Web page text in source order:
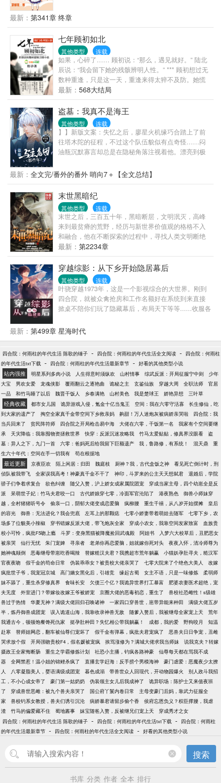
猜，楚诺终于卖出去了两个包子，男人却掏出了一把
铜钱结账接着事情越来越奇怪了，为什么每天都会来
上那么几个离谱的客人电脑上的万界交易系统又是什
么鬼?一家人商量一番后，现在这个情况搞不定了啊，
不如上交给国家爸爸吧从此店里的客人五花八门，上
下五千年都有人来就算了三界的也勉强可以理解，可
是星际世界的怎么也来凑热闹了？“嘿，猴子，没错就
是你，放下那个零食大礼包！”“不行的，我们不接受用
孩子支付，您的孩子多的数不清也不可以。”“妖兽可以
的亲，不要把丧尸带进来杀啊喂！！！”
最新： 第341章 终章
七年顾初如北
其他类型 连载
如果，心碎了…… 顾初说：“那么，遇见就好。” 陆北
辰说：“我会留下她的残骸辨明人性。” *** 顾初想过无
数种重逢，只是这一天，重逢来得太猝不及防。她慌
乱失措，他却持稳平静。 她喃喃：“北深。” 他：“我是
陆北辰。” 陆北辰，身份尊贵又令人敬畏，他是国际炙
手可热的人类学法医，是令罪犯无所遁形的高智商博
士，是蛛丝马迹都逃不过他那双毒眼的权威“尸译者”，
是被高检机构誉为最难邀请的高冷男神级专家教授，
是赫赫有名“北辰基金”的持有人。 他有着跟北深一样
的脸，却，不是她的北深。 *** 有人说陆北辰太理智，
血都是冷的； 有人说陆北辰太危险，因为真理只掌握
骨联合给剥了不留痕迹； 也有人说，陆北辰心里始终
闻的血案，一桩桩离奇难解的案件，险象环生荆榛满
目，她的世界不再平静，他却从容冷静抽丝剥茧寻找
真相，提醒她：“你最好聪明些，我不想有一天亲手为
你验尸。” 他不是北深，北深的手不是冰的，北深的眼
不是凉的，他却用解剖刀抵着她的胸口说：“不及你这
个没心的人。” 两年的笑换五年的痛，侵蚀他的何止是
孤寂？于她，他只是她的陌路相逢，于他，她却是他
不曾挥去的旧梦。 *** 陆北辰时刻会让她陷入错觉，熟
悉的背影，及熟悉的脸庞，然后她便无法呼吸。 他却
说：“既然辜负，又何必心痛？” 但在某一天，有人告
诉了顾初，不要相信陆北辰，因为他，不是陆北
辰…… *** 被青春圆寂的是爱情，被爱情流放的是青
情小说，带你进入不曾想象的领域。殷氏出品，全新
系列，全新人物，质量保证。
最新： 568大结局
盗墓：我真不是海王
其他类型 连载
】】新版文案：失忆之后，廖星火机缘巧合踏上了前
往塔木陀的征程，不过这个队伍貌似有点奇怪……闷
油瓶沉默寡言却总是在隐秘角落注视着他。漂亮到极
奇奇怪怪的。戴着墨镜的瞎子做出了出乎意料的事
情。廖星火发现……他在这个队伍里好像有点不安
全。旧版文案：廖星火是个没有过去的人，失去了所
有记忆，据说把他送到医院的女人一出现就要带他去
塔木陀。所有要去塔木陀的人似乎都有许多秘密。但
为什么他也深陷其中……
最新： 全文完/番外的番外 哨向7＋【全文总结】
末世黑暗纪
其他类型 连载
末世之后，三百五十年，黑暗断层，文明泯灭，高峰
来到最贫瘠的荒野，经历与新世界价值观的格格不入
和融合，他在不断探索的过程中，寻找人类文明断绝
的原因，并在与末世统治者的斗争中不断的挖掘历史
的真相，从一个意外的旅人转变成带领人类寻找文明
复兴的领头人。 杀戮，背叛，热血，友情，阴谋，战
争，一切都在高峰的末世之旅上演，身世的迷茫，新
人类的进化方式，旧文明的苟延残喘，
最新： 第2234章
穿越综影：从下乡开始隐居幕后
其他类型 连载
叶骁穿越1973年，这是一个影视综合的大世界。刚到
四合院，就被众禽抢房和工作名额好在系统到来直接
掀桌不陪你们玩了隐藏幕后，布局天下等等......收服各
轻松生活，不主动，不拒绝。（时间线上会有出入，
一切以书中主线为主）
最新： 第499章 星海时代
四合院：何雨柱的年代生活 陈歌的锤子 - 四合院：何雨柱的年代生活全文阅读 -
四合院：何雨柱
的年代生活txt下载 - 四合院：何雨柱的年代生活最新章节 - 好看的其他类型小说
站内强推 明星系列多肉小说 人生得意时须纵欢 山村情事 综武反派：开局征服宁中则
少年
大宝
男欢女爱 龙魂侠影 覆雨翻云之逐艳曲 诡秘之主 玄鉴仙族 穿越大周 全职法师
官居
一品
和竹马睡了以后 魏晋干饭人 乡春满艳 山村美色 我是楚球王 娇艳异想 三叶草
经典收藏 都市女儿国 诡异游戏入侵，氪金十亿当鬼王 空间：我在六零守活寡
长生修仙，吃
到大家的遗产了
掏空全家真千金带空间下乡救亲妈 齁甜！万人迷炮灰被病娇亲哭啦
四合院：我
当兵回来了
贫民阵符师 四合院之开局枪击易中海 大佬在六零，干饭第一名
我家有个空间要继
承
天灾降临：我靠囤物资拯救世界 快穿：反派沉迷攻略我 竹马太爱贴贴，修真界没眼看
盗
墓：异人之下，九门一首
六零：爸妈死后给我留下巨额遗产 我，鲁路修，有系统！ 混天鼎
重
生六十年代：空间在手一切我有
苟在根据地
最近更新 京夜臣欢 陌上闲居：归田 魏庭枝 厨神？我，古代盒饭之神
看见死亡倒计时，刑
侦队被我带飞
全家误我高考！神豪真千金不干了 神印，斗罗来的公主天天想弑君
退婚后，学院
骄子们争着求复合
欲色纠缠 随父入赘，沪上娇女成家属院团宠
穿成当家主母，四个幼崽全是反
派
呆萌世子妃：竹马夫君咬一口 古代娇娘穿七零，冷面军官沦陷了 港夜熟色
御兽小师妹穿
越，全村猪猪听号令
偷亲一口，阴郁大佬变成恋爱脑 疯柳腰 重生千禧，从八岁开始摆摊
皇后
的容光
御兽：无法进化？我会兜底 左耳上的那颗痣 七零小娇妻带着萌娃去随军
七零下乡，农
场多了位貌美小辣椒
穿书错嫁反派大佬，带飞炮灰全家 穿成小农女，我靠空间发家致富
血族贵
校小可怜，疯批F5吻上瘾
斗罗：变身黑猫被降魔捡回武魂殿 阿姐书
入梦六大校草后，丑肥恶女
被亲哭
仙行无忧 朱门宠婢 寻亲者 老弟你再恋爱脑，姐就嫁你死对头
夜夜入怀，清冷师尊为
她神魂颠倒
恶毒继母带崽吃香喝辣 替嫁糙汉夫君？我携超市荒年躺赢
小猫妖孕肚寻夫，糙汉军
官夜夜吻
假千金的苟命日常 伪装乖乖女？被贵校大佬亲哭了 七零大院来了个绝色大美人
改嫁
疯批世子爷，我宠冠京城
高门嫡女黑化后，引雄竞 缘起古蜀 女主不语，只是一味修炼
柔弱师
妹不舔了，重生杀穿修真界
食味长安 欠债三个亿？我诡异世界打工暴富
肥婆农妻医术超绝，宠
夫无度
外室进门？带嫁妆改嫁王爷被娇宠 京圈大佬的恶毒初恋，重生了
兽校社恐雌性！s级雄
兽过于热情
华夏无神？满级大佬回归召唤诸神 一家四口穿兽世，崽带异能来种田
满级大佬五岁
半，炼丹御兽成团宠
误入诡道山海，我靠收录神兽无敌 随爹入赘后，我被继母全家宠上天
荒年
我通古今，顿顿饱餐馋死仇家
挺孕肚种田？失忆相公带我躺赢！ 成都，我的爱 野狗咬月
知温
赴寒
替师姐网恋，翻车被仙尊们宠坏了 假千金有弹幕，疯批夫君宠疯了
恶兽夫日日争宠，丑雌
哭求放个假
开局强吻贵校F4，假名媛被宠疯 挨骂涨修为？满城大佬求我当师妹
说我克夫？转嫁
摄政王全家悔断肠
重生之学霸修炼计划 社恐小主播，钓疯各路神豪
仙尊每天都在骂我不成
器
全网禁惹！温小姐的锦鲤杀疯了 直播玄学赶海：反手捞个男模海神
豪门虐爱：恶魔夜少太撩
人
八零凝脂美人，婴语满级成团宠 暮色成溺 带兽世众人回现代，开动物园爆火
别人政斗我招
工，不小心成女帝了
豪门第一姑奶奶 伪装领主女儿后我成神了
诡异职场：陈护士又来值夜班
了
穿成兽世恶雌：被九个兽夫亲哭了 国公府丫鬟内卷日常
主母变豪门后妈，靠武力征服全
家
兽校钓系女教授，兽夫们诱引沉沦 病娇暴君请留步偷个香
侯府忘恩负义？权臣撑腰，我虐
渣
竹马的偏爱藏不住 蜀地酱事 妹宝随爸入赘，反被继兄们宠上天
穿成秀才之女
四合院：何雨柱的年代生活 陈歌的锤子 - 四合院：何雨柱的年代生活txt下载 -
四合院：何雨柱
的年代生活最新章节 - 四合院：何雨柱的年代生活全文阅读 - 好看的其他类型小说
搜索
书库 分类 作者 全本 排行